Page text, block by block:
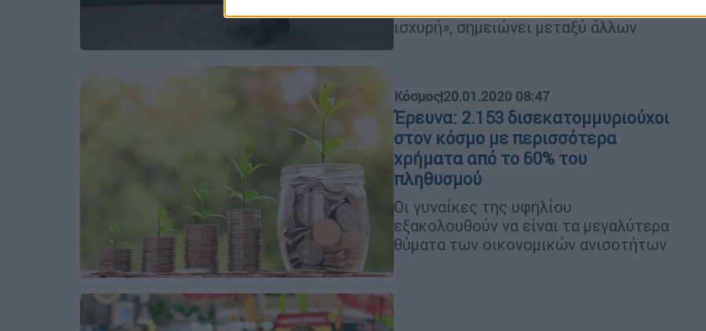
ισχυρή», σημειώνει μεταξύ άλλων
Κόσμος|20.01.2020 08:47
Έρευνα: 2.153 δισεκατομμυριούχοι
στον κόσμο με περισσότερα
χρήματα από το 60% του
πληθυσμού
Οι γυναίκες της υφηλίου
εξακολουθούν να είναι τα μεγαλύτερα
θύματα των οικονομικών ανισοτήτων